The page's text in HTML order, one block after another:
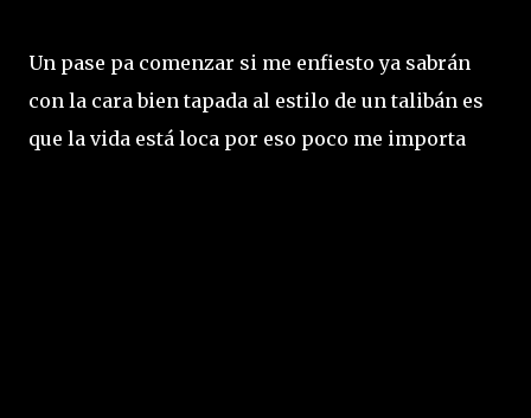
Un pase pa comenzar si me enfiesto ya sabrán
con la cara bien tapada al estilo de un talibán es
que la vida está loca por eso poco me importa